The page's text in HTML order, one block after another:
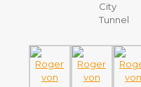
City
Tunnel